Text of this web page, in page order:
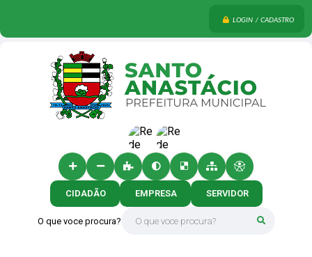
LOGIN / CADASTRO
O que voce procura?
CIDADÃO EMPRESA SERVIDOR